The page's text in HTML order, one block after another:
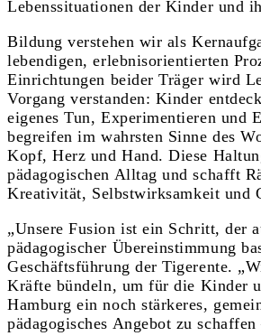
Lebenssituationen der Kinder und
Bildung verstehen wir als
lebendigen, erlebnisorientierten
Einrichtungen beider Träger wird
Vorgang verstanden: Kinder
eigenes Tun, Experimentieren und
begreifen im wahrsten Sinne des
Kopf, Herz und Hand. Diese
pädagogischen Alltag und schafft
Kreativität, Selbstwirksamkeit und
„Unsere Fusion ist ein Schritt, der
pädagogischer Übereinstimmung
Geschäftsführung der Tigerente.
Kräfte bündeln, um für die Kinder
Hamburg ein noch stärkeres,
pädagogisches Angebot zu